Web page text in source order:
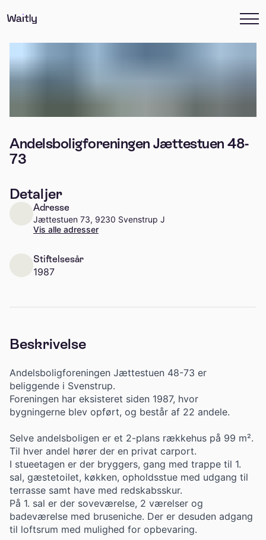
Andelsboligforeningen Jættestuen 48-
73
Detaljer
Adresse
Jættestuen 73, 9230 Svenstrup J
Vis alle adresser
Stiftelsesår
1987
Beskrivelse
Andelsboligforeningen Jættestuen 48-73 er
beliggende i Svenstrup.
Foreningen har eksisteret siden 1987, hvor
bygningerne blev opført, og består af 22 andele.
Selve andelsboligen er et 2-plans rækkehus på 99 m².
Til hver andel hører der en privat carport.
I stueetagen er der bryggers, gang med trappe til 1.
sal, gæstetoilet, køkken, opholdsstue med udgang til
terrasse samt have med redskabsskur.
På 1. sal er der soveværelse, 2 værelser og
badeværelse med bruseniche. Der er desuden adgang
til loftsrum med mulighed for opbevaring.